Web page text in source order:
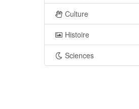
Culture
Histoire
Sciences